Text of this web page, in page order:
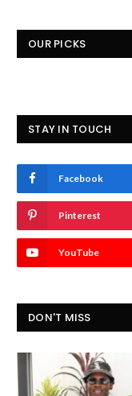
OUR PICKS
STAY IN TOUCH
Facebook
Pinterest
YouTube
DON'T MISS